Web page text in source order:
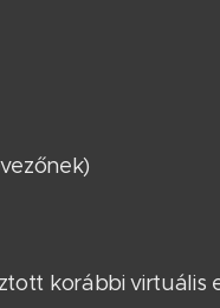
korábbi virtuális